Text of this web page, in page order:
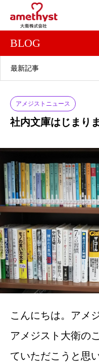
BLOG
最新記事
アメジストニュース
社内文庫はじまり
こんにちは。アメ
アメジスト大衛の
ていただこうと思